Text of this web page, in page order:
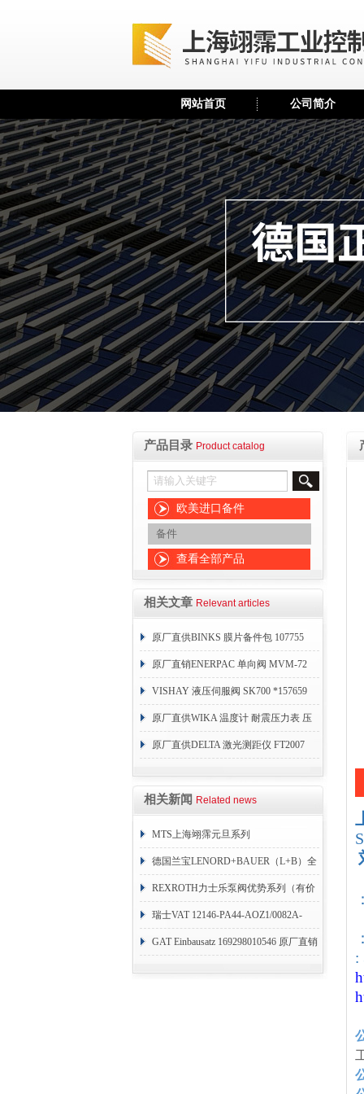
网站首页 公司简介
产品目录 Product catalog
欧美进口备件
备件
查看全部产品
相关文章 Relevant articles
原厂直供BINKS 膜片备件包 107755
原厂直销ENERPAC 单向阀 MVM-72
VISHAY 液压伺服阀 SK700 *157659
原厂直供WIKA 温度计 耐震压力表 压
力开关 变送器
原厂直供DELTA 激光测距仪 FT2007
相关新闻 Related news
MTS上海翊霈元旦系列
RHM3050MR081A01
德国兰宝LENORD+BAUER（L+B）全
系列编码器
REXROTH力士乐泵阀优势系列（有价
目表）
瑞士VAT 12146-PA44-AOZ1/0082A-
1173938
GAT Einbausatz 169298010546 原厂直销
: